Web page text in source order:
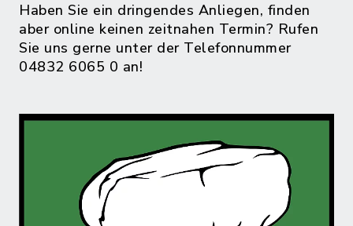
Haben Sie ein dringendes Anliegen, finden
aber online keinen zeitnahen Termin? Rufen
Sie uns gerne unter der Telefonnummer
04832 6065 0 an!